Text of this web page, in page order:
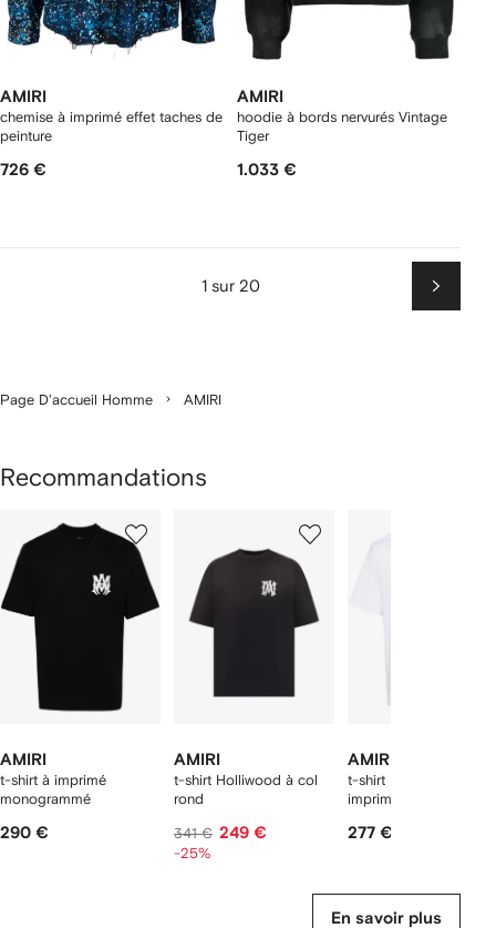
AMIRI
chemise à imprimé effet taches de
peinture
726 €
AMIRI
hoodie à bords nervurés Vintage
Tiger
1.033 €
1 sur 20
Suiv
Page D'accueil Homme AMIRI
Recommandations
AMIRI
t-shirt à imprimé
monogrammé
290 €
AMIRI
t-shirt Holliwood à col
rond
341 € 249 €
-25%
AMIRI
t-shirt MA à logo
imprimé
277 €
En savoir plus